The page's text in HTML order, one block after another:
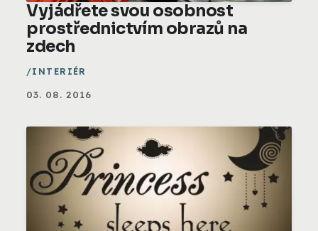
Vyjádřete svou osobnost
prostřednictvím obrazů na
zdech
INTERIÉR
03. 08. 2016